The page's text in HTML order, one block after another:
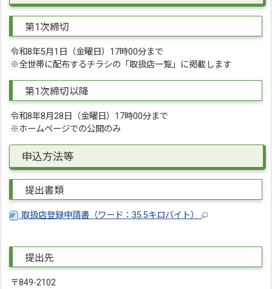
第1次締切
令和8年5月1日（金曜日）17時00分まで
※全世帯に配布するチラシの「取扱店一覧」に掲載します
第1次締切以降
令和8年8月28日（金曜日）17時00分まで
※ホームページでの公開のみ
申込方法等
提出書類
取扱店登録申請書（ワード：35.5キロバイト）
提出先
〒849-2102